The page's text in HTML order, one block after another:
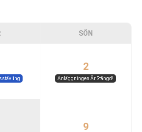
SÖN
2
Anläggningen Är Stängd!
9